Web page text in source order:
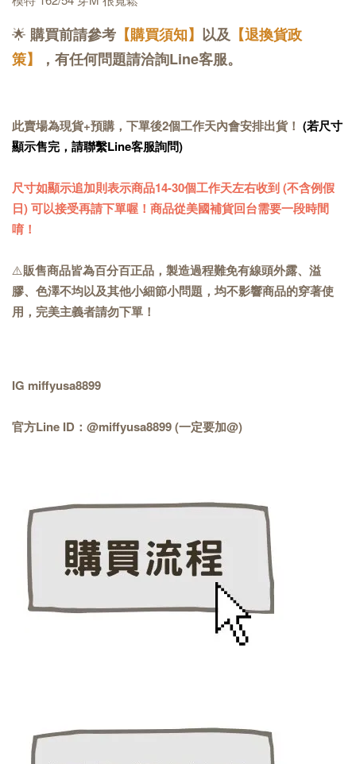
🌟 購買前請參考 【購買須知】 以及 【退換貨政
策】
，有任何問題請洽詢Line客服。
此賣場為現貨+預購，下單後2個工作天內會安排出貨！ (若尺寸
顯示售完，請聯繫Line客服詢問)
尺寸如顯示追加則表示商品14-30個工作天左右收到 (不含例假
日) 可以接受再請下單喔！商品從美國補貨回台需要一段時間
唷！
⚠️販售商品皆為百分百正品，製造過程難免有線頭外露、溢
膠、色澤不均以及其他小細節小問題，均不影響商品的穿著使
用，完美主義者請勿下單！
IG miffyusa8899
官方Line ID：@miffyusa8899 (一定要加@)